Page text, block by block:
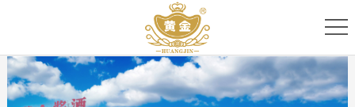
页
关
于
专